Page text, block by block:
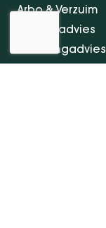
Arbo & Verzuim
Bedrijfsadvies
Belastingadvies